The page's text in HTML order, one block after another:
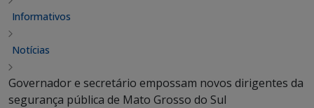
Informativos
Notícias
Governador e secretário empossam novos dirigentes da
segurança pública de Mato Grosso do Sul